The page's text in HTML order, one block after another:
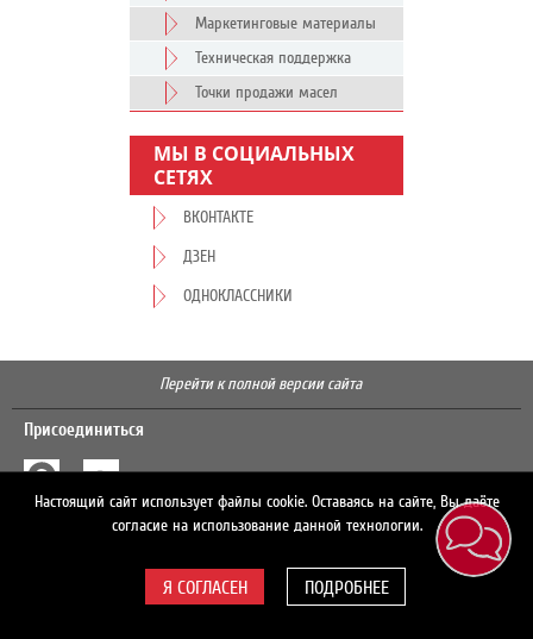
Маркетинговые материалы
Техническая поддержка
Точки продажи масел
МЫ В СОЦИАЛЬНЫХ
СЕТЯХ
ВКОНТАКТЕ
ДЗЕН
ОДНОКЛАССНИКИ
Перейти к полной версии сайта
Присоединиться
Настоящий сайт использует файлы cookie. Оставаясь на сайте, Вы даёте
согласие на использование данной технологии.
ПОДРОБНЕЕ